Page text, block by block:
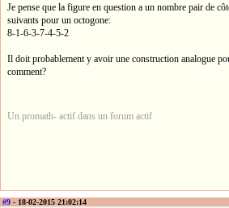
Je pense que la figure en question a un nombre pair de
suivants pour un octogone:
8-1-6-3-7-4-5-2
Il doit probablement y avoir une construction analogue
comment?
Un promath- actif dans un forum actif
#9 - 18-02-2015 21:02:14